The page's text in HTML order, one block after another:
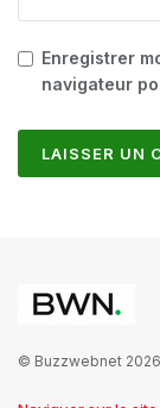
Enregistrer
navigateur
© Buzzwebnet 2026